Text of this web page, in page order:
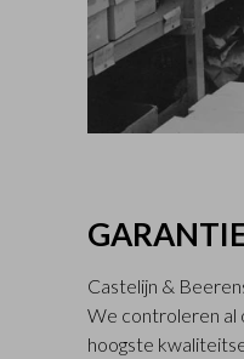
Castelijn &
We controleren al
hoogste